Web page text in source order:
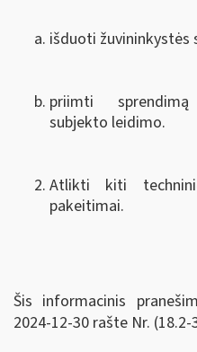
išduoti žuvininkystės
priimti
subjekto leidimo.
Atlikti kiti
pakeitimai.
Šis informacinis
2024-12-30 rašte Nr. (18.2-